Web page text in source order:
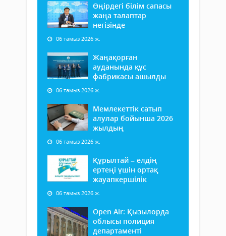
Өңірдегі білім сапасы
жаңа талаптар
негізінде
06 тамыз 2026 ж.
Жаңақорған
ауданында құс
фабрикасы ашылды
06 тамыз 2026 ж.
Мемлекеттік сатып
алулар бойынша 2026
жылдың
06 тамыз 2026 ж.
Құрылтай – елдің
ертеңі үшін ортақ
жауапкершілік
06 тамыз 2026 ж.
Open Air: Қызылорда
облысы полиция
департаменті